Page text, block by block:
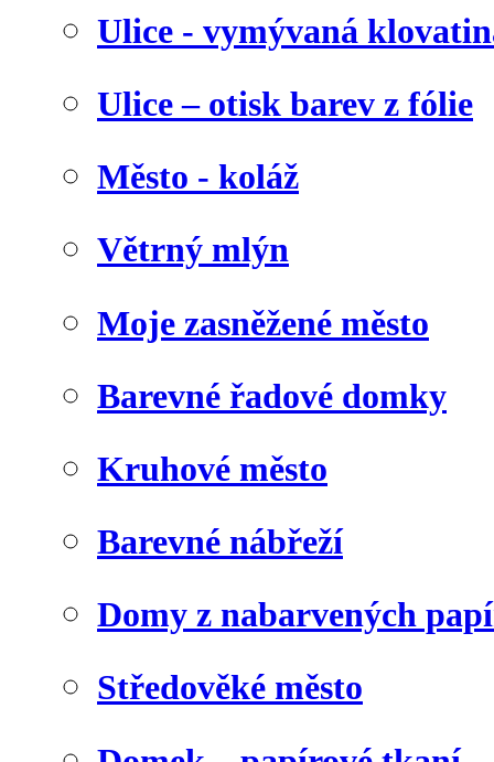
Ulice - vymývaná
Ulice – otisk barev z fólie
Město - koláž
Větrný mlýn
Moje zasněžené město
Barevné řadové domky
Kruhové město
Barevné nábřeží
Domy z nabarvených
Středověké město